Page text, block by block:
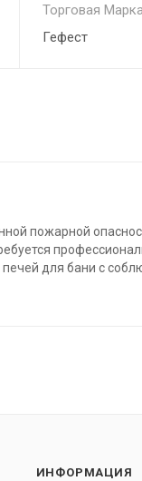
Торговая Марка
Гефест
пожарной
для бани с
ИНФОРМАЦИЯ